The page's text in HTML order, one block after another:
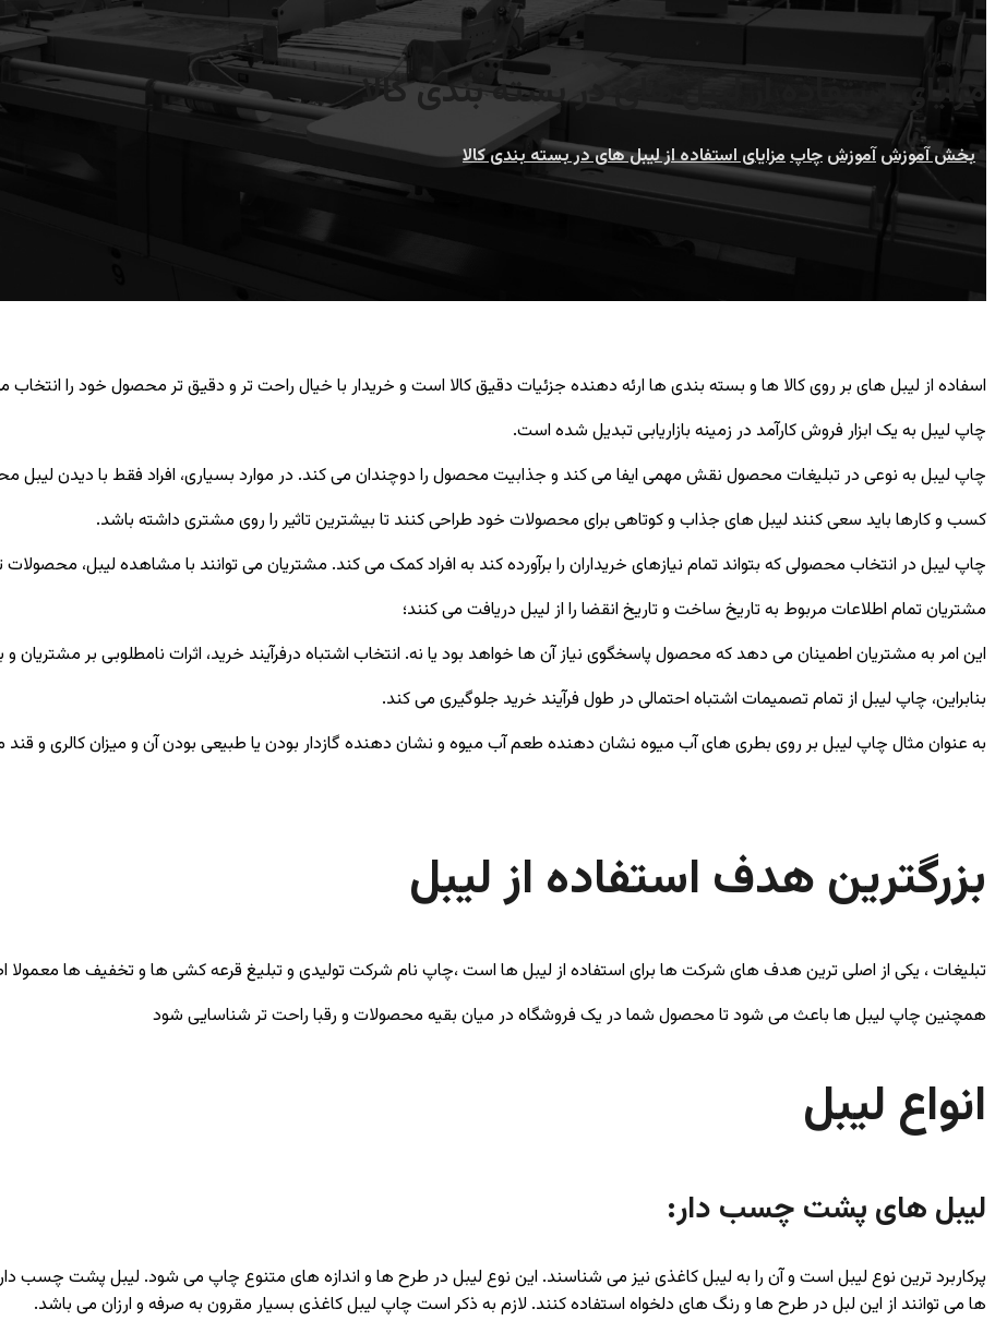
مزایای استفاده از لیبل های در بسته بندی کالا
بخش آموزش آموزش چاپمزایای استفاده از لیبل های در بسته بندی کالا
اسفاده از لیبل های بر روی کالا ها و بسته بندی ها ارئه دهنده جزئیات دقیق کالا است و خریدار با خیال راحت تر و دقیق تر محصول خود را انتخاب
چاپ لیبل به یک ابزار فروش کارآمد در زمینه بازاریابی تبدیل شده است.
چاپ لیبل به نوعی در تبلیغات محصول نقش مهمی ایفا می کند و جذابیت محصول را دوچندان می کند. در موارد بسیاری، افراد فقط با دیدن
کسب و کارها باید سعی کنند لیبل های جذاب و کوتاهی برای محصولات خود طراحی کنند تا بیشترین تاثیر را روی مشتری داشته باشد.
چاپ لیبل در انتخاب محصولی که بتواند تمام نیازهای خریداران را برآورده کند به افراد کمک می کند. مشتریان می توانند با مشاهده لیبل،
مشتریان تمام اطلاعات مربوط به تاریخ ساخت و تاریخ انقضا را از لیبل دریافت می کنند؛
این امر به مشتریان اطمینان می دهد که محصول پاسخگوی نیاز آن ها خواهد بود یا نه. انتخاب اشتباه درفرآیند خرید، اثرات نامطلوبی بر
بنابراین، چاپ لیبل از تمام تصمیمات اشتباه احتمالی در طول فرآیند خرید جلوگیری می کند.
به عنوان مثال چاپ لیبل بر روی بطری های آب میوه نشان دهنده طعم آب میوه و نشان دهنده گازدار بودن یا طبیعی بودن آن و میزان کالری و
بزرگترین هدف استفاده از لیبل
تبلیغات ، یکی از اصلی ترین هدف های شرکت ها برای استفاده از لیبل ها است ،چاپ نام شرکت تولیدی و تبلیغ قرعه کشی ها و تخفیف ها
همچنین چاپ لیبل ها باعث می شود تا محصول شما در یک فروشگاه در میان بقیه محصولات و رقبا راحت تر شناسایی شود
انواع لیبل
لیبل های پشت چسب دار:
پرکاربرد ترین نوع لیبل است و آن را به لیبل کاغذی نیز می شناسند. این نوع لیبل در طرح ها و اندازه های متنوع چاپ می شود. لیبل پشت چسب
ها می توانند از این لبل در طرح ها و رنگ های دلخواه استفاده کنند. لازم به ذکر است چاپ لیبل کاغذی بسیار مقرون به صرفه و ارزان می باشد.